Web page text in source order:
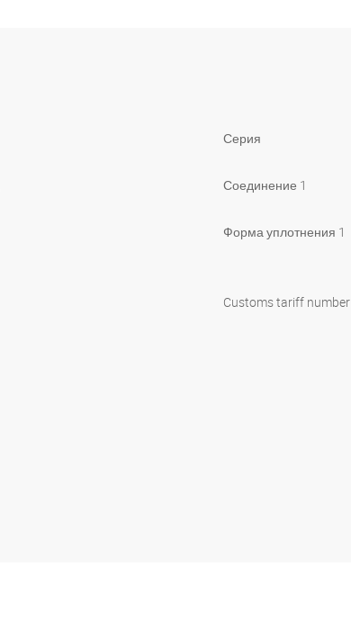
Серия
Соединение 1
Форма уплотнения 1
Customs tariff number